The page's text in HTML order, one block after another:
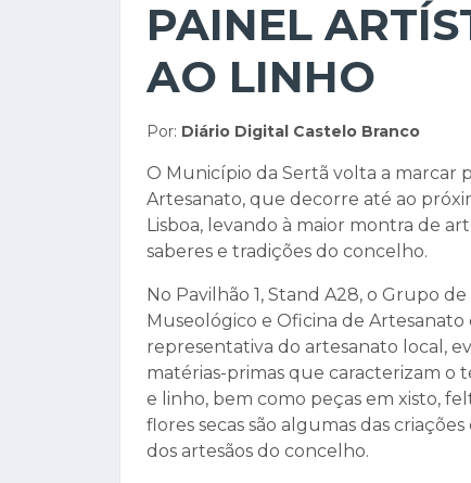
PAINEL
AO LINHO
Por: Diário Digital Castelo Branco
O Município da Sertã volta a marcar
Artesanato, que decorre até ao
Lisboa, levando à maior montra de
saberes e tradições do concelho.
No Pavilhão 1, Stand A28, o Grupo
Museológico e Oficina de
representativa do artesanato local,
matérias-primas que caracterizam o
e linho, bem como peças em xisto,
flores secas são algumas das
dos artesãos do concelho.